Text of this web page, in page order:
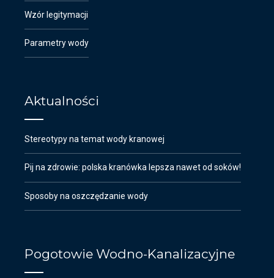
Wzór legitymacji
Parametry wody
Aktualności
Stereotypy na temat wody kranowej
Pij na zdrowie: polska kranówka lepsza nawet od soków!
Sposoby na oszczędzanie wody
Pogotowie Wodno-Kanalizacyjne